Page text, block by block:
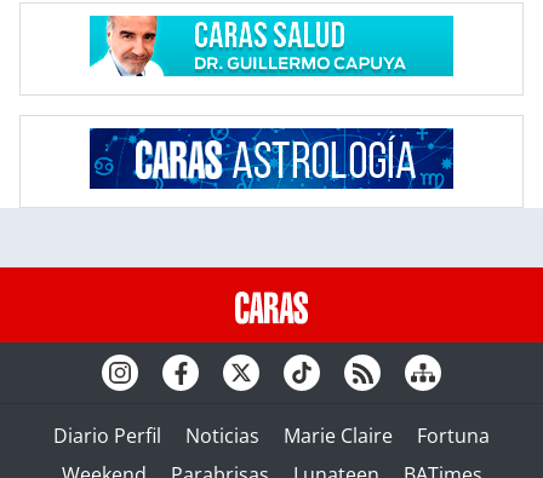
Diario Perfil Noticias Marie Claire
Fortuna